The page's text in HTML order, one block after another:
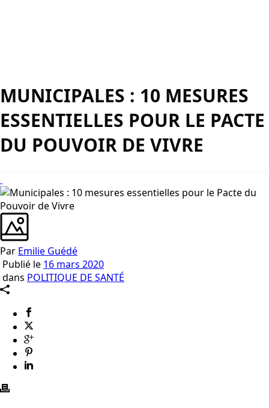
MUNICIPALES : 10 MESURES
ESSENTIELLES POUR LE PACTE
DU POUVOIR DE VIVRE
Par Emilie Guédé
Publié le 16 mars 2020
dans POLITIQUE DE SANTÉ